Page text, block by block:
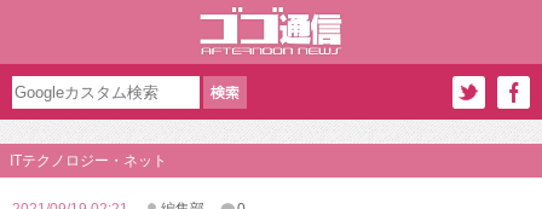
ITテクノロジー・ネット